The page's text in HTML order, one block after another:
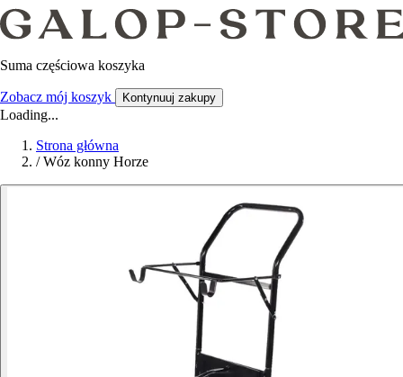
Suma częściowa koszyka
Zobacz mój koszyk Kontynuuj zakupy
Loading...
Strona główna
/ Wóz konny Horze